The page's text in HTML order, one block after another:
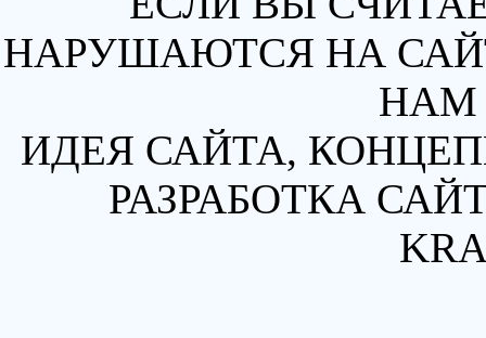
НАРУШАЮТСЯ НА
НАМ
ИДЕЯ САЙТА,
РАЗРАБОТКА